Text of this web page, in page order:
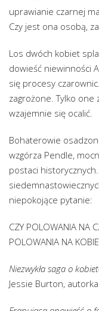
uprawianie czarnej
Czy jest ona osobą,
Los dwóch kobiet
dowieść niewinności
się procesy
zagrożone. Tylko one
wzajemnie się ocalić.
Bohaterowie
wzgórza Pendle,
postaci
niepokojące pytanie:
CZY POLOWANIA NA
POLOWANIA NA
Niezwykła saga o
Jessie Burton,